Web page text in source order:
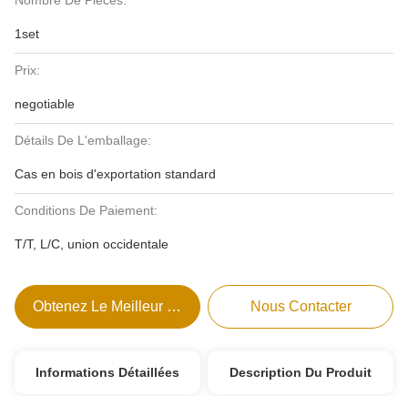
1set
Prix:
negotiable
Détails De L'emballage:
Cas en bois d'exportation standard
Conditions De Paiement:
T/T, L/C, union occidentale
Obtenez Le Meilleur Prix Nous Contacter
Informations Détaillées Description Du Produit